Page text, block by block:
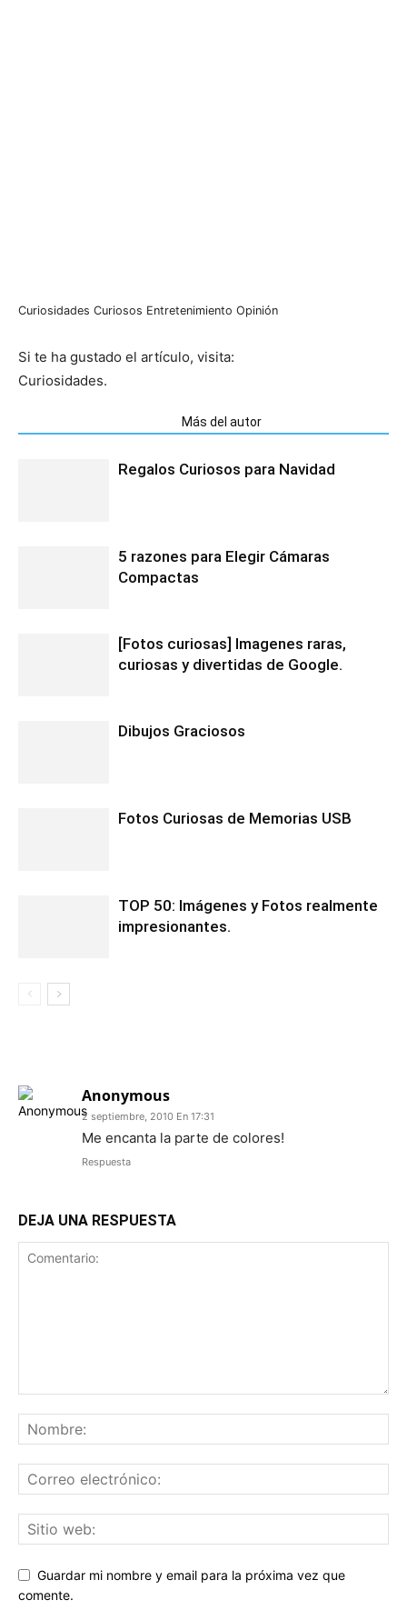
Curiosidades Curiosos Entretenimiento Opinión
Si te ha gustado el artículo, visita:
Curiosidades.
Más del autor
Regalos Curiosos para Navidad
5 razones para Elegir Cámaras
Compactas
[Fotos curiosas] Imagenes raras,
curiosas y divertidas de Google.
Dibujos Graciosos
Fotos Curiosas de Memorias USB
TOP 50: Imágenes y Fotos realmente
impresionantes.
Anonymous
2 septiembre, 2010 En 17:31
Me encanta la parte de colores!
Respuesta
DEJA UNA RESPUESTA
Guardar mi nombre y email para la próxima vez que
comente.